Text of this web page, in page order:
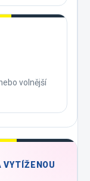
volnější
VYTÍŽENOU